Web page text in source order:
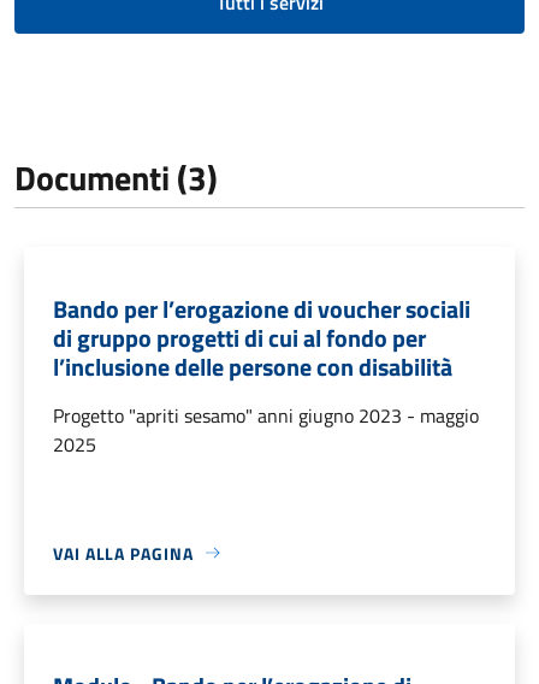
Documenti (3)
Bando per l’erogazione di voucher sociali
di gruppo progetti di cui al fondo per
l’inclusione delle persone con disabilità
Progetto "apriti sesamo" anni giugno 2023 - maggio
2025
VAI ALLA PAGINA